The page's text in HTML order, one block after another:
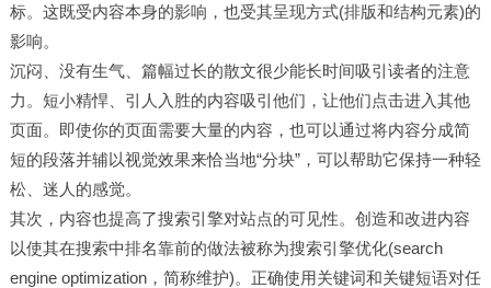
标。这既受内容本身的影响，也受其呈现方式(排版和结构元素)的
影响。
沉闷、没有生气、篇幅过长的散文很少能长时间吸引读者的注意
力。短小精悍、引人入胜的内容吸引他们，让他们点击进入其他
页面。即使你的页面需要大量的内容，也可以通过将内容分成简
短的段落并辅以视觉效果来恰当地“分块”，可以帮助它保持一种轻
松、迷人的感觉。
其次，内容也提高了搜索引擎对站点的可见性。创造和改进内容
以使其在搜索中排名靠前的做法被称为搜索引擎优化(search
engine optimization，简称维护)。正确使用关键词和关键短语对任